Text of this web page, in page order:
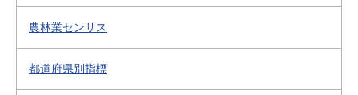
農林業センサス
都道府県別指標